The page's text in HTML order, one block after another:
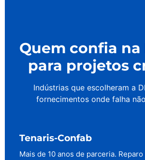
Quem confia na
para projetos
Indústrias que escolheram a
fornecimentos onde falha
Tenaris-Confab
Mais de 10 anos de parceria.